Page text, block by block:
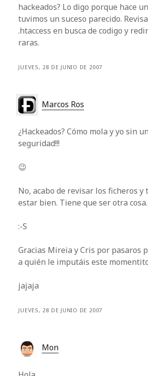
hackeados? Lo digo porque hace
tuvimos un suceso parecido.
.htaccess en busca de codigo y
raras.
JUEVES, 28 DE JUNIO DE 2007
Marcos Ros
¿Hackeados? Cómo mola y yo sin
seguridad!!!
😉
No, acabo de revisar los ficheros y
estar bien. Tiene que ser otra cosa.
:-S
Gracias Mireia y Cris por pasaros
a quién le imputáis este
jajaja
JUEVES, 28 DE JUNIO DE 2007
Mon